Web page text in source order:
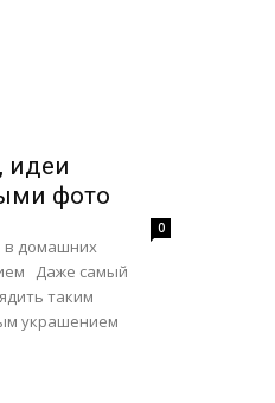
идеи
фото
0
в домашних
Даже самый
таким
украшением